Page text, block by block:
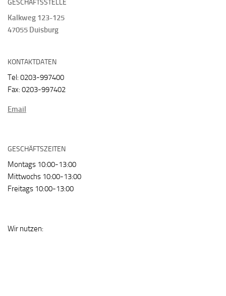
GESCHÄFTSSTELLE
Kalkweg 123-125
47055 Duisburg
KONTAKTDATEN
Tel: 0203-997400
Fax: 0203-997402
Email
GESCHÄFTSZEITEN
Montags 10:00-13:00
Mittwochs 10:00-13:00
Freitags 10:00-13:00
Wir nutzen: